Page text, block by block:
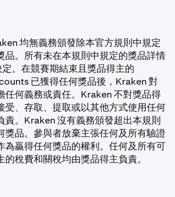
均無義務頒發除本官方規則中規定
品。所有未在本規則中規定的獎品詳情
。在競賽期結束且獎品得主的
已獲得任何獎品後，Kraken 對
任何義務或責任。Kraken 不對獎品得
受、存取、提取或以其他方式使用任何
責。Kraken 沒有義務頒發超出本規則
獎品。參與者放棄主張任何及所有驗證
為贏得任何獎品的權利。任何及所有可
稅費和關稅均由獎品得主負責。